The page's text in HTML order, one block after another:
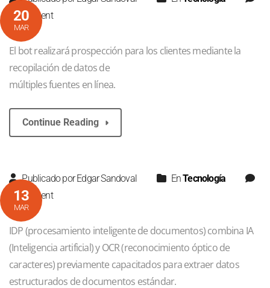
20
MAR
0 comment
El bot realizará prospección para los clientes mediante la
recopilación de datos de
múltiples fuentes en línea.
Continue Reading
13
MAR
Publicado por Edgar Sandoval EnTecnología
0 comment
IDP (procesamiento inteligente de documentos) combina IA
(Inteligencia artificial) y OCR (reconocimiento óptico de
caracteres) previamente capacitados para extraer datos
estructurados de documentos estándar.